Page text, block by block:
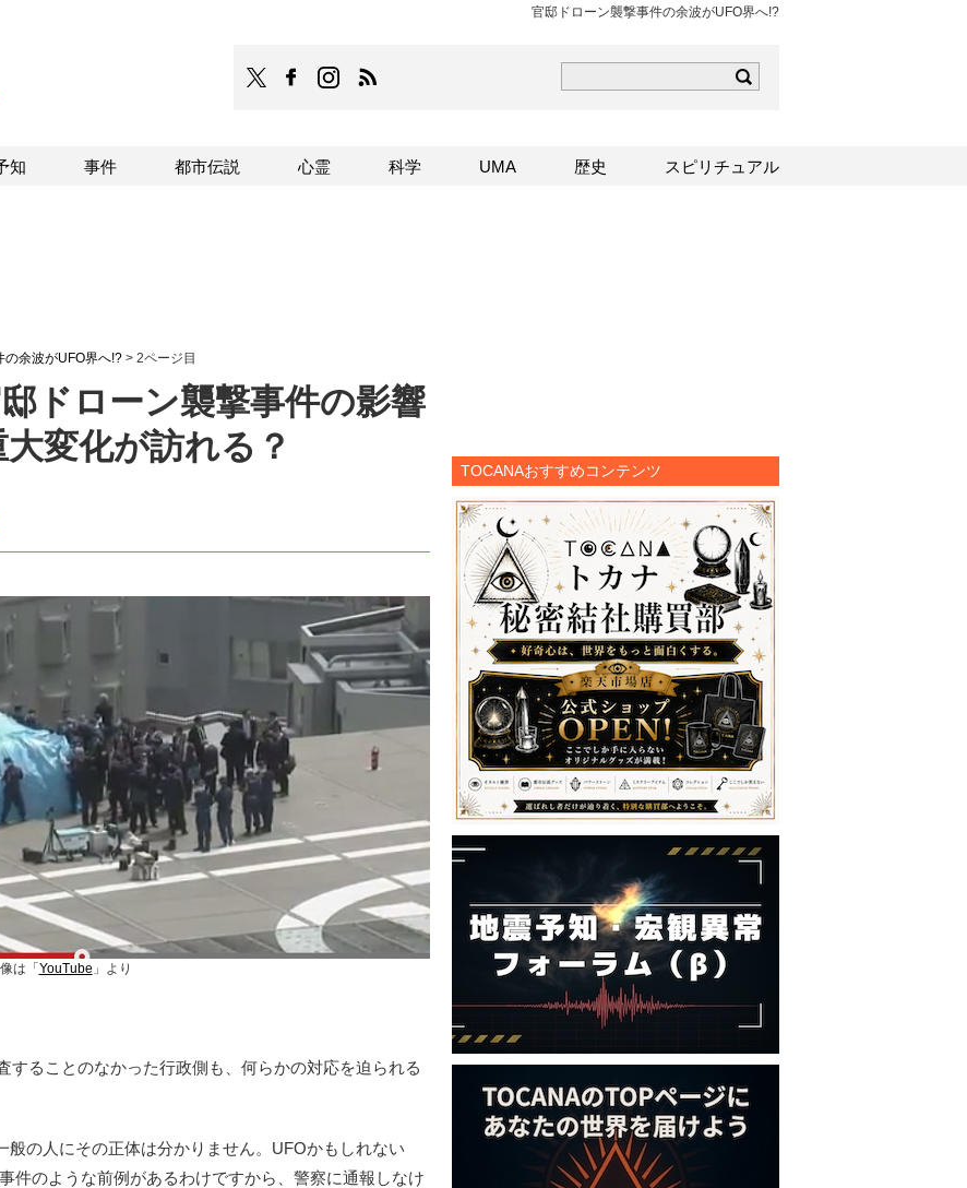
官邸ドローン襲撃事件の余波がUFO界へ!?
TOCANAのFacebookはこちら
TOCANAのinstagramはこちら
の余波がUFO界へ!? > 2ページ目
邸ドローン襲撃事件の影響
変化が訪れる？
は「 YouTube 」より
ることのなかった行政側も、何らかの対応を迫られる
の人にその正体は分かりません。UFOかもしれない
件のような前例があるわけですから、警察に通報しなけ
TOCANAおすすめコンテンツ
知 事件 都市伝説 心霊 科学 UMA 歴史 スピリチュアル